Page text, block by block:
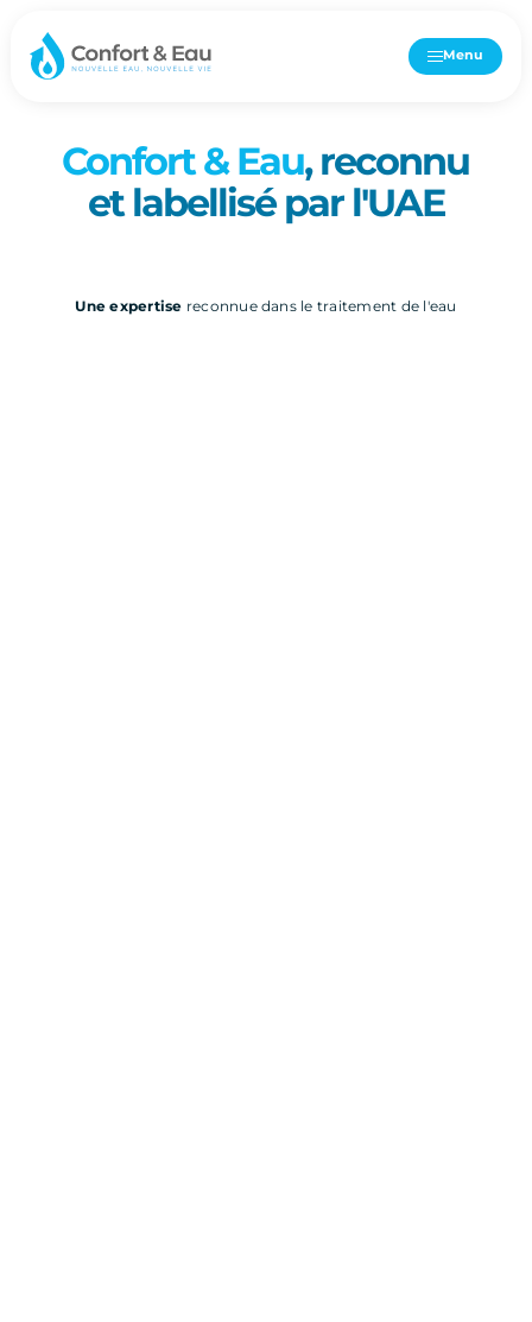
Menu
CERTIFIÉ PROFESSIONNEL
Confort & Eau, reconnu
et labellisé par l'UAE
Une expertise reconnue dans le traitement de l'eau